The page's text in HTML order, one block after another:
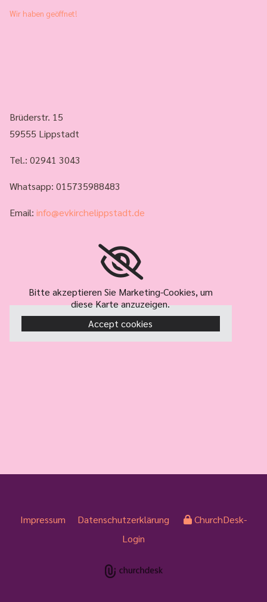
Wir haben geöffnet!
Brüderstr. 15
59555 Lippstadt
Tel.: 02941 3043
Whatsapp: 015735988483
Email: info@evkirchelippstadt.de
Bitte akzeptieren Sie Marketing-Cookies, um
diese Karte anzuzeigen.
Accept cookies
Impressum Datenschutzerklärung
ChurchDesk-
Login